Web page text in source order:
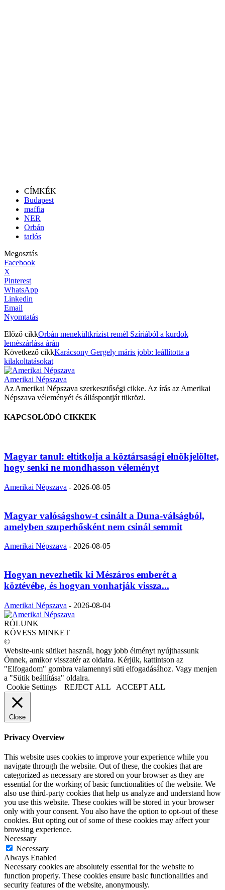
CÍMKÉK
Budapest
maffia
NER
Orbán
tarlós
Megosztás
Facebook
X
Pinterest
WhatsApp
Linkedin
Email
Nyomtatás
Előző cikkOrbán menekültkrízist remél Szíriából a kurdok
lemészárlása árán
Következő cikkKarácsony Gergely máris jobb: leállította a
kilakoltatásokat
Amerikai Népszava
Az Amerikai Népszava szerkesztőségi cikke. Az írás az Amerikai
Népszava véleményét és álláspontját tükrözi.
KAPCSOLÓDÓ CIKKEK
Magyar tanul: eltitkolja a köztársasági elnökjelöltet,
hogy senki ne mondhasson véleményt
Amerikai Népszava - 2026-08-05
Magyar valóságshow-t csinált a Duna-válságból,
amelyben szuperhősként nem csinál semmit
Amerikai Népszava - 2026-08-05
Hogyan nevezhetik ki Mészáros emberét a
köztévébe, és hogyan vonhatják vissza...
Amerikai Népszava - 2026-08-04
RÓLUNK
KÖVESS MINKET
©
Website-unk sütiket használ, hogy jobb élményt nyújthassunk
Önnek, amikor visszatér az oldalra. Kérjük, kattintson az
"Elfogadom" gombra valamennyi süti elfogadásához. Vagy menjen
a "Sütik beállítása" oldalra.
Cookie Settings
REJECT ALL ACCEPT ALL
Close
Privacy Overview
This website uses cookies to improve your experience while you
navigate through the website. Out of these, the cookies that are
categorized as necessary are stored on your browser as they are
essential for the working of basic functionalities of the website. We
also use third-party cookies that help us analyze and understand how
you use this website. These cookies will be stored in your browser
only with your consent. You also have the option to opt-out of these
cookies. But opting out of some of these cookies may affect your
browsing experience.
Necessary
Necessary
Always Enabled
Necessary cookies are absolutely essential for the website to
function properly. These cookies ensure basic functionalities and
security features of the website, anonymously.